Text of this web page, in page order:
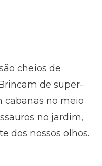
cheios de
de super-
cabanas no meio
no jardim,
dos nossos olhos.